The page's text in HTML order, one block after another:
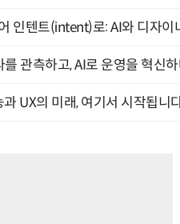
인텐트(intent)로: AI와 디자
를 관측하고, AI로 운영을 혁신
UX의 미래, 여기서 시작됩니